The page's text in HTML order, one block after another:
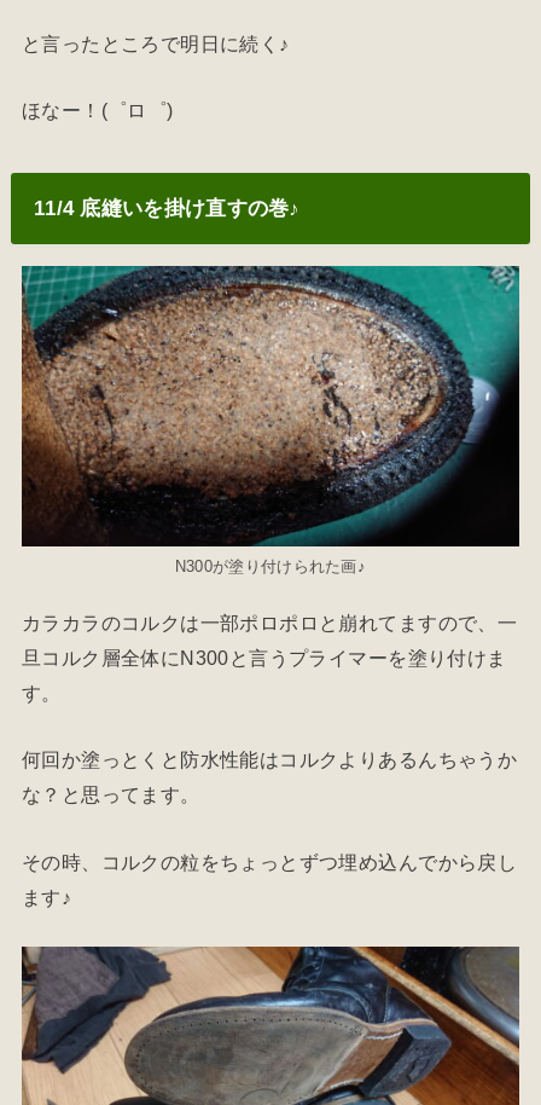
と言ったところで明日に続く♪
ほなー！(゜ロ゜)
11/4 底縫いを掛け直すの巻♪
N300が塗り付けられた画♪
カラカラのコルクは一部ポロポロと崩れてますので、一
旦コルク層全体にN300と言うプライマーを塗り付けま
す。
何回か塗っとくと防水性能はコルクよりあるんちゃうか
な？と思ってます。
その時、コルクの粒をちょっとずつ埋め込んでから戻し
ます♪